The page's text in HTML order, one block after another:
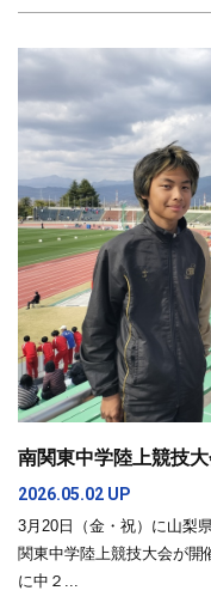
南関東中学陸上競技
2026.05.02 UP
3月20日（金・祝）に山梨
関東中学陸上競技大会が開
に中２...